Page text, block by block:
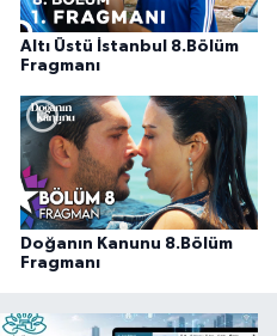
Altı Üstü İstanbul 8.Bölüm
Fragmanı
Doğanın Kanunu 8.Bölüm
Fragmanı